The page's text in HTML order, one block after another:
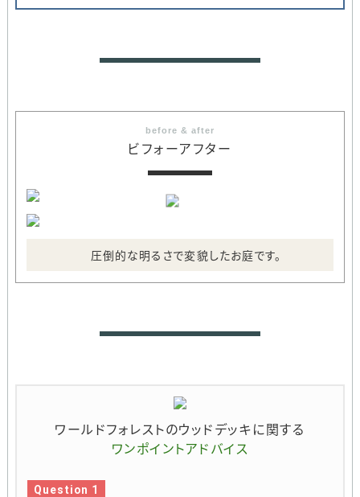
before & after
ビフォーアフター
圧倒的な明るさで変貌したお庭です。
ワールドフォレストのウッドデッキに関する
ワンポイントアドバイス
Question 1